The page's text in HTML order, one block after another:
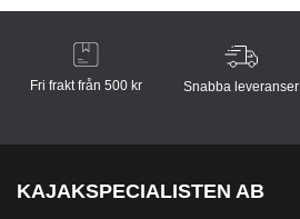
Fri frakt från 500 kr Snabba leveranser
KAJAKSPECIALISTEN AB